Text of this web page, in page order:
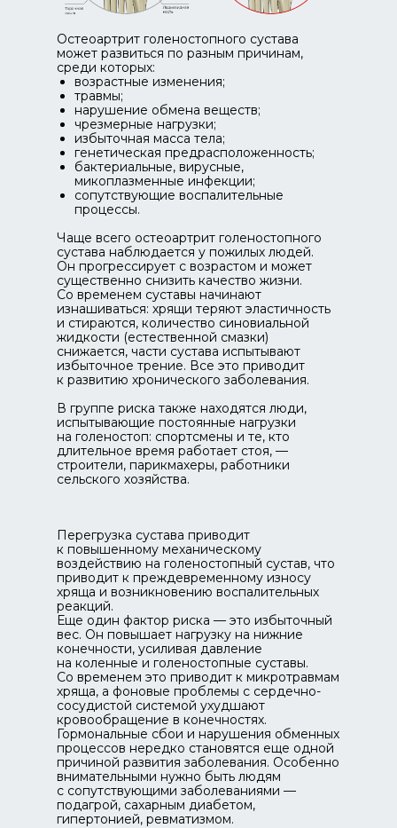
Перегрузка сустава приводит
к повышенному механическому
воздействию на голеностопный сустав, что
приводит к преждевременному износу
хряща и возникновению воспалительных
реакций.
Еще один фактор риска — это избыточный
вес. Он повышает нагрузку на нижние
конечности, усиливая давление
на коленные и голеностопные суставы.
Со временем это приводит к микротравмам
хряща, а фоновые проблемы с сердечно-
сосудистой системой ухудшают
кровообращение в конечностях.
Гормональные сбои и нарушения обменных
процессов нередко становятся еще одной
причиной развития заболевания. Особенно
внимательными нужно быть людям
с сопутствующими заболеваниями —
подагрой, сахарным диабетом,
гипертонией, ревматизмом.
Остеоартрит голеностопного сустава
может развиться по разным причинам,
среди которых:
возрастные изменения;
травмы;
нарушение обмена веществ;
чрезмерные нагрузки;
избыточная масса тела;
генетическая предрасположенность;
бактериальные, вирусные,
микоплазменные инфекции;
сопутствующие воспалительные
процессы.
Чаще всего остеоартрит голеностопного
сустава наблюдается у пожилых людей.
Он прогрессирует с возрастом и может
существенно снизить качество жизни.
Со временем суставы начинают
изнашиваться: хрящи теряют эластичность
и стираются, количество синовиальной
жидкости (естественной смазки)
снижается, части сустава испытывают
избыточное трение. Все это приводит
к развитию хронического заболевания.
В группе риска также находятся люди,
испытывающие постоянные нагрузки
на голеностоп: спортсмены и те, кто
длительное время работает стоя, —
строители, парикмахеры, работники
сельского хозяйства.